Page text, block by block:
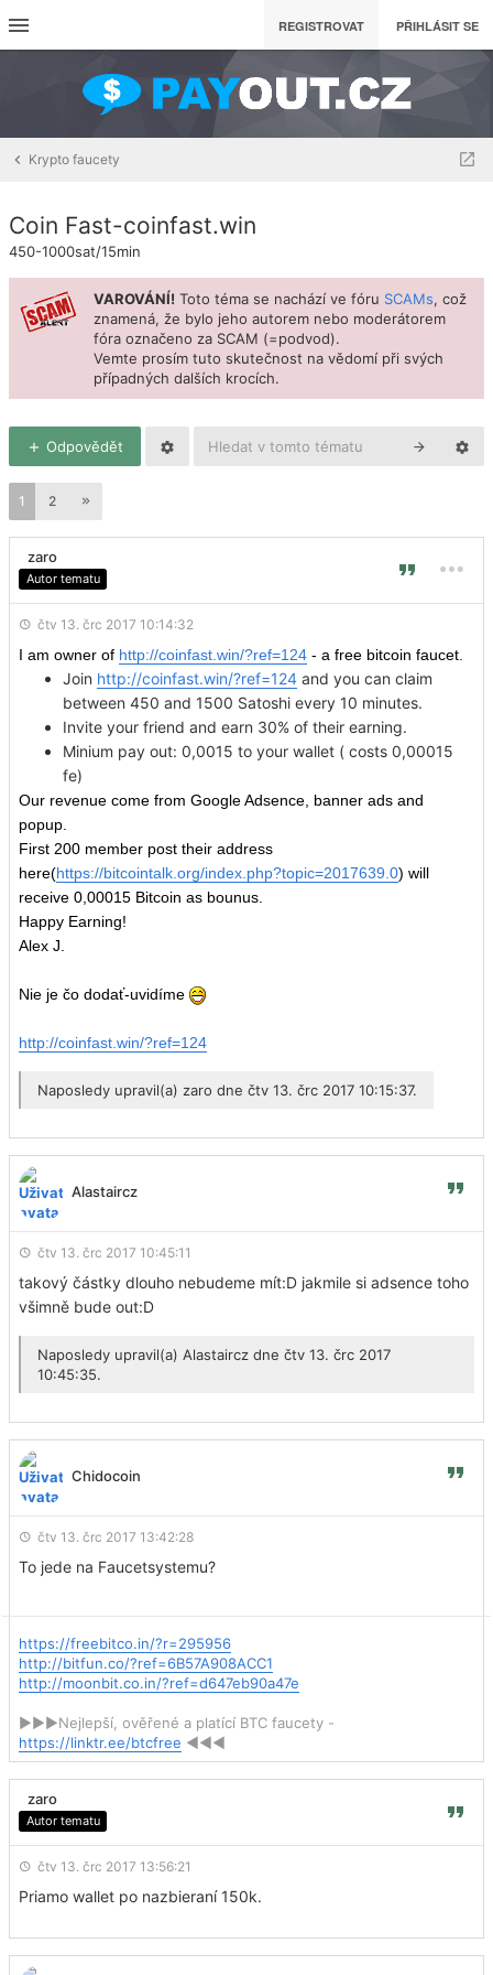
REGISTROVAT PŘIHLÁSIT SE
Krypto faucety
Coin Fast-coinfast.win
450-1000sat/15min
VAROVÁNÍ! Toto téma se nachází ve fóru SCAMs, což
znamená, že bylo jeho autorem nebo moderátorem
fóra označeno za SCAM (=podvod).
Vemte prosím tuto skutečnost na vědomí při svých
případných dalších krocích.
Odpovědět
1 2
zaro
Autor tematu
čtv 13. črc 2017 10:14:32
I am owner of http://coinfast.win/?ref=124 - a free bitcoin faucet.
Join http://coinfast.win/?ref=124 and you can claim
between 450 and 1500 Satoshi every 10 minutes.
Invite your friend and earn 30% of their earning.
Minium pay out: 0,0015 to your wallet ( costs 0,00015
fe)
Our revenue come from Google Adsence, banner ads and
popup.
First 200 member post their address
here(https://bitcointalk.org/index.php?topic=2017639.0) will
receive 0,00015 Bitcoin as bounus.
Happy Earning!
Alex J.
Nie je čo dodať-uvidíme
http://coinfast.win/?ref=124
Naposledy upravil(a) zaro dne čtv 13. črc 2017 10:15:37.
Alastaircz
čtv 13. črc 2017 10:45:11
takový částky dlouho nebudeme mít:D jakmile si adsence toho
všimně bude out:D
Naposledy upravil(a) Alastaircz dne čtv 13. črc 2017
10:45:35.
Chidocoin
čtv 13. črc 2017 13:42:28
To jede na Faucetsystemu?
https://freebitco.in/?r=295956
http://bitfun.co/?ref=6B57A908ACC1
http://moonbit.co.in/?ref=d647eb90a47e
►►►Nejlepší, ověřené a platící BTC faucety -
https://linktr.ee/btcfree ◄◄◄
zaro
Autor tematu
čtv 13. črc 2017 13:56:21
Priamo wallet po nazbieraní 150k.